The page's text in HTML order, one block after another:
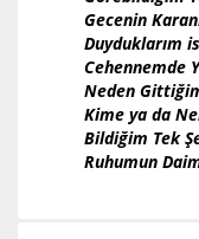
Gecenin
Duyduklarım
Cehennemde
Neden
Kime ya da
Bildiğim Tek
Ruhumun